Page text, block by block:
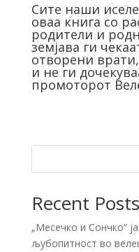
Сите наши
оваа книга со
родители и
земјава ги
отворени
и не ги
промоторот
Recent Posts
„Месечко и Сончко“
љубопитност во